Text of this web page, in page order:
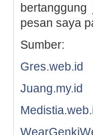
pesan saya
Sumber:
Gres.web.id
Juang.my.id